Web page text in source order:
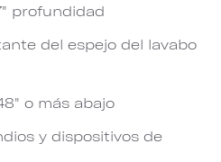
profundidad
del espejo del lavabo
o más abajo
y dispositivos de